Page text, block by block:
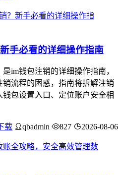
手必看的详细操作指南
im钱包注销的详细操作指南，
销流程的困惑，指南将拆解注销
包设置入口、定位账户安全相
载 qbadmin 827 2026-08-06